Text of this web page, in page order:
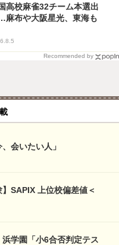
高校麻雀32チーム本選出
麻布や大阪星光、東海も
Recommended by
会いたい人」
SAPIX 上位校偏差値＜
学園「小6合否判定テス